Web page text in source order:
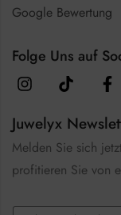
Google Bewertung
Folge Uns auf
Juwelyx
Melden Sie sich
profitieren Sie von
E